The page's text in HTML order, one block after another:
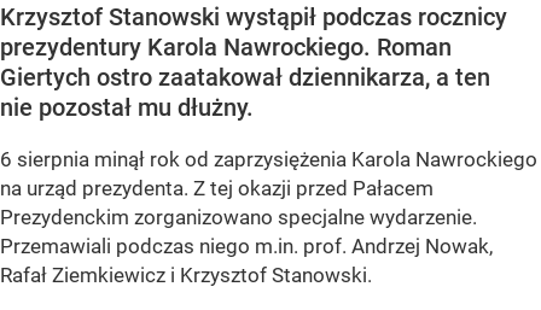
Krzysztof Stanowski wystąpił podczas rocznicy
prezydentury Karola Nawrockiego. Roman
Giertych ostro zaatakował dziennikarza, a ten
nie pozostał mu dłużny.
6 sierpnia minął rok od zaprzysiężenia Karola Nawrockiego
na urząd prezydenta. Z tej okazji przed Pałacem
Prezydenckim zorganizowano specjalne wydarzenie.
Przemawiali podczas niego m.in. prof. Andrzej Nowak,
Rafał Ziemkiewicz i Krzysztof Stanowski.